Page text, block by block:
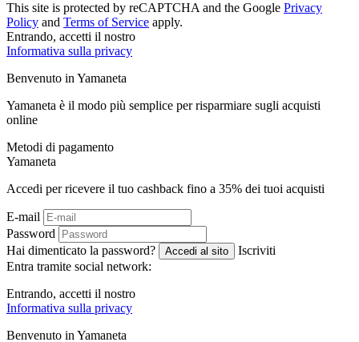
This site is protected by reCAPTCHA and the Google Privacy
Policy and Terms of Service apply.
Entrando, accetti il ​​nostro
Informativa sulla privacy
Benvenuto in Yamaneta
Yamaneta è il modo più semplice per risparmiare sugli acquisti
online
Metodi di pagamento
Yamaneta
Accedi per ricevere il tuo cashback fino a 35% dei tuoi acquisti
E-mail
Password
Hai dimenticato la password?
Accedi al sito
Iscriviti
Entra tramite social network:
Entrando, accetti il ​​nostro
Informativa sulla privacy
Benvenuto in Yamaneta